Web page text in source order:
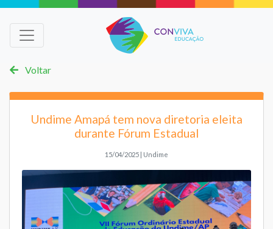
Voltar
Undime Amapá tem nova diretoria eleita
durante Fórum Estadual
15/04/2025 | Undime